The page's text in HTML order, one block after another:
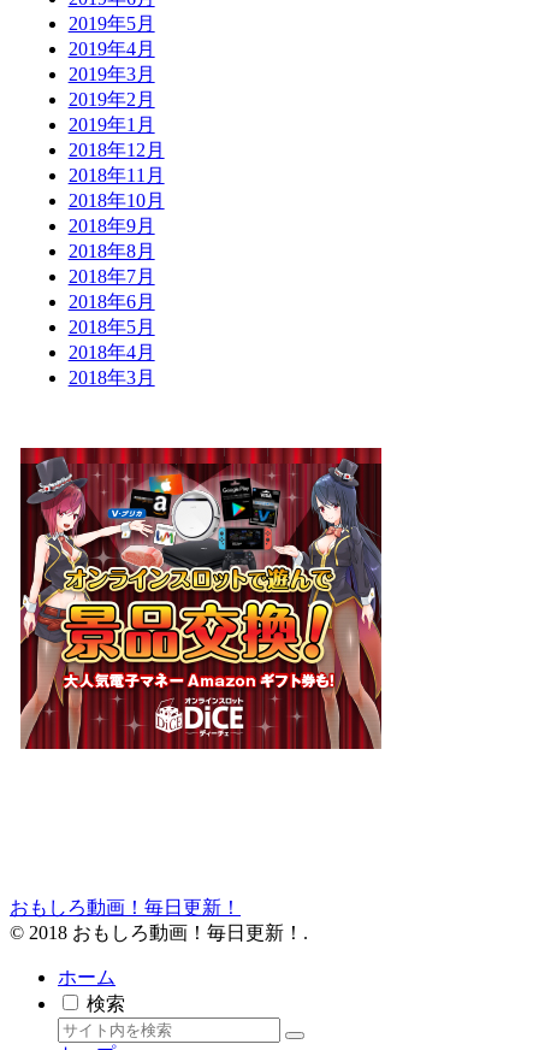
2019年5月
2019年4月
2019年3月
2019年2月
2019年1月
2018年12月
2018年11月
2018年10月
2018年9月
2018年8月
2018年7月
2018年6月
2018年5月
2018年4月
2018年3月
おもしろ動画！毎日更新！
© 2018 おもしろ動画！毎日更新！.
ホーム
検索